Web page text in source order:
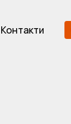
Контакти